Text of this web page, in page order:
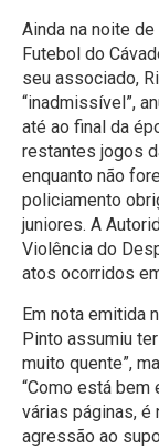
Ainda na noite
Futebol do
seu associado,
“inadmissível”,
até ao final da
restantes jogos
enquanto não
policiamento
juniores. A
Violência do
atos ocorridos
Em nota emitida
Pinto assumiu
muito quente”,
“Como está
várias páginas, é
agressão ao